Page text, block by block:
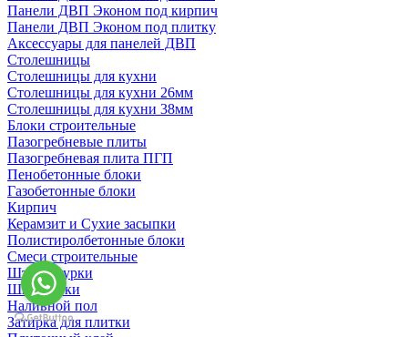
Панели ДВП Эконом под кирпич
Панели ДВП Эконом под плитку
Аксессуары для панелей ДВП
Столешницы
Столешницы для кухни
Столешницы для кухни 26мм
Столешницы для кухни 38мм
Блоки строительные
Пазогребневые плиты
Пазогребневая плита ПГП
Пенобетонные блоки
Газобетонные блоки
Кирпич
Керамзит и Сухие засыпки
Полистиролбетонные блоки
Смеси строительные
Штукартурки
Шпаклевки
Наливной пол
Затирка для плитки